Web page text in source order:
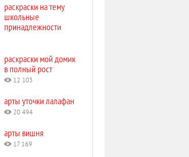
раскраски на тему
школьные
принадлежности
раскраски мой домик
в полный рост
12 103
арты уточки лалафан
20 494
арты вишня
17 169